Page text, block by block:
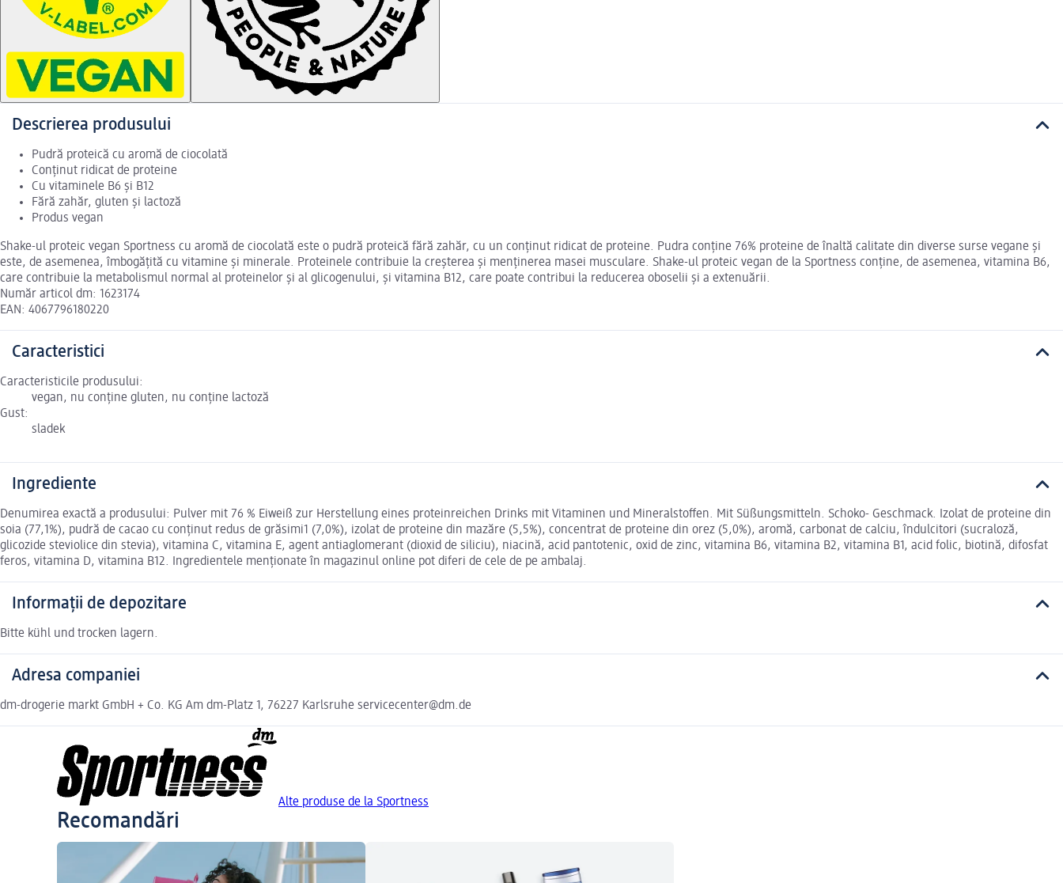
Descrierea produsului
Pudră proteică cu aromă de ciocolată
Conținut ridicat de proteine
Cu vitaminele B6 și B12
Fără zahăr, gluten și lactoză
Produs vegan
Shake-ul proteic vegan Sportness cu aromă de ciocolată este o pudră proteică fără zahăr, cu un conținut ridicat de proteine. Pudra conține 76% proteine de înaltă calitate din diverse surse vegane și
este, de asemenea, îmbogățită cu vitamine și minerale. Proteinele contribuie la creșterea și menținerea masei musculare. Shake-ul proteic vegan de la Sportness conține, de asemenea, vitamina B6,
care contribuie la metabolismul normal al proteinelor și al glicogenului, și vitamina B12, care poate contribui la reducerea oboselii și a extenuării.
Număr articol dm: 1623174
EAN: 4067796180220
Caracteristici
Caracteristicile produsului:
vegan, nu conține gluten, nu conține lactoză
Gust:
sladek
Ingrediente
Denumirea exactă a produsului: Pulver mit 76 % Eiweiß zur Herstellung eines proteinreichen Drinks mit Vitaminen und Mineralstoffen. Mit Süßungsmitteln. Schoko- Geschmack. Izolat de proteine din
soia (77,1%), pudră de cacao cu conținut redus de grăsimi1 (7,0%), izolat de proteine din mazăre (5,5%), concentrat de proteine din orez (5,0%), aromă, carbonat de calciu, îndulcitori (sucraloză,
glicozide steviolice din stevia), vitamina C, vitamina E, agent antiaglomerant (dioxid de siliciu), niacină, acid pantotenic, oxid de zinc, vitamina B6, vitamina B2, vitamina B1, acid folic, biotină, difosfat
feros, vitamina D, vitamina B12. Ingredientele menționate în magazinul online pot diferi de cele de pe ambalaj.
Informații de depozitare
Bitte kühl und trocken lagern.
Adresa companiei
dm-drogerie markt GmbH + Co. KG Am dm-Platz 1, 76227 Karlsruhe servicecenter@dm.de
Alte produse de la Sportness
Recomandări